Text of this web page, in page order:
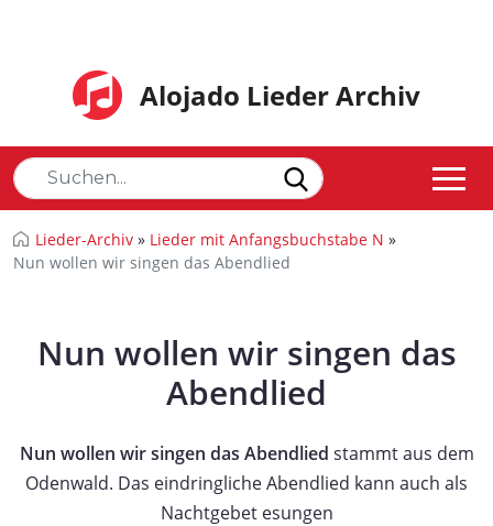
Alojado Lieder Archiv
Lieder-Archiv » Lieder mit Anfangsbuchstabe N »
Nun wollen wir singen das Abendlied
Nun wollen wir singen das
Abendlied
Nun wollen wir singen das Abendlied stammt aus dem
Odenwald. Das eindringliche Abendlied kann auch als
Nachtgebet esungen